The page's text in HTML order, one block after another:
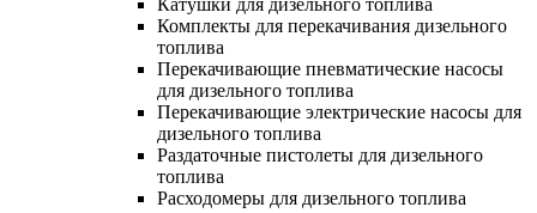
Катушки для дизельного топлива
Комплекты для перекачивания дизельного
топлива
Перекачивающие пневматические насосы
для дизельного топлива
Перекачивающие электрические насосы для
дизельного топлива
Раздаточные пистолеты для дизельного
топлива
Расходомеры для дизельного топлива